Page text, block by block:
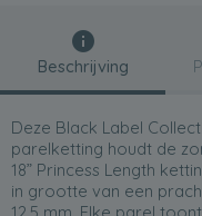
Beschrijving
Deze Black Label
parelketting houdt de
18” Princess Length
in grootte van een